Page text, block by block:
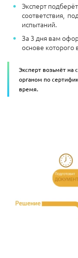
Эксперт
соответствия,
испытаний.
За 3 дня вам
основе которого
Эксперт возьмёт на
органом по
время.